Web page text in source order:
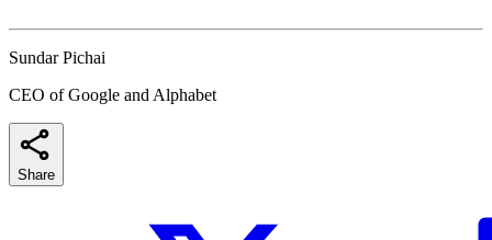
Sundar Pichai
CEO of Google and Alphabet
Share